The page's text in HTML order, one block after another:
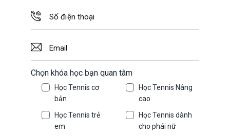
Chọn khóa học bạn quan tâm
Học Tennis cơ
bản
Học Tennis Nâng
cao
Học Tennis trẻ
em
Học Tennis dành
cho phái nữ